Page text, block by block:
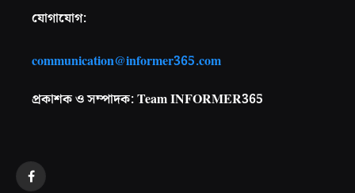
যোগাযোগ:
communication@informer365.com
প্রকাশক ও সম্পাদক: Team INFORMER365
Facebook